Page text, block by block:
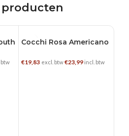
producten
0.75 L
Cocchi Rosa Americano
€19,83 excl. btw€23,99 incl. btw